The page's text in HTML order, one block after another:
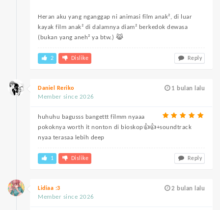
Heran aku yang nganggap ni animasi film anak², di luar
kayak film anak² di dalamnya diam² berkedok dewasa
(bukan yang aneh² ya btw.) 😹
2 Dislike Reply
1 bulan lalu
Daniel Reriko
Member since 2026
huhuhu bagusss bangettt filmm nyaaa
pokoknya worth it nonton di bioskop👍👍+soundtrack
nyaa terasaa lebih deep
1 Dislike Reply
2 bulan lalu
Lidiaa :3
Member since 2026